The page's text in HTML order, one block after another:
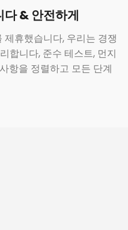
다 & 안전하게
휴했습니다, 우리는 경쟁
합니다, 준수 테스트, 먼지
항을 정렬하고 모든 단계